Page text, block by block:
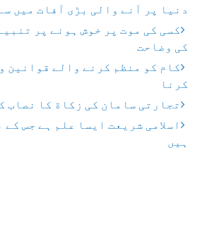
دنیا پر آنے والی بڑی آفات میں
کسی کی موت پر خوش ہونے پر
کی وضاحت
کام کو منظم کرنے والے قوانین
کرنا
تجارتی سامان کی زکاة کا نصاب
اسلامی شریعت ایسا علم ہے جس
ہیں